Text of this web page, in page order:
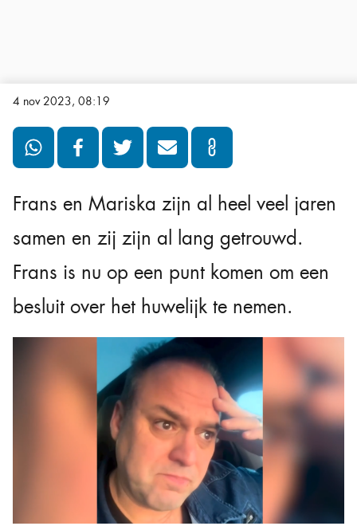
4 nov 2023, 08:19
Frans en Mariska zijn al heel veel jaren
samen en zij zijn al lang getrouwd.
Frans is nu op een punt komen om een
besluit over het huwelijk te nemen.